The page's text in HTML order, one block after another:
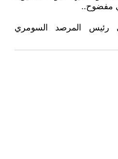
مفضوح..
رئيس المرصد السومري